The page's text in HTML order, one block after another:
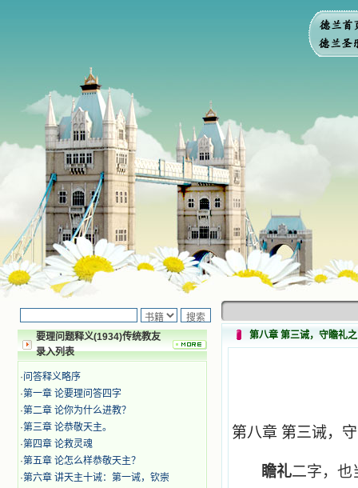
要理问题释义(1934)传统教友
录入列表
·问答释义略序
·第一章 论要理问答四字
·第二章 论你为什么进教？
·第三章 论恭敬天主。
·第四章 论救灵魂
·第五章 论怎么样恭敬天主？
·第六章 讲天主十诫：第一诫，钦崇
第八章 第三诫，守瞻礼
第八章 第三诫，
瞻礼二字，也